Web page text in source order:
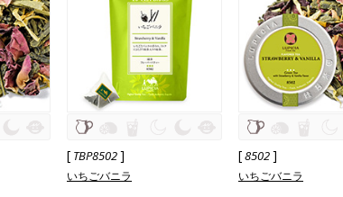
[ TBP8502]
いちごバニラ
[8502]
いちごバニラ